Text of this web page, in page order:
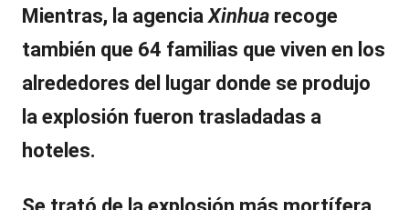
Mientras, la agenciaXinhua recoge
también que 64 familias que viven en los
alrededores del lugar donde se produjo
la explosión fueron trasladadas a
hoteles.